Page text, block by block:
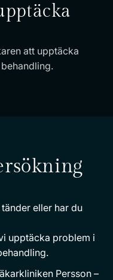
att upptäcka
eller har du
upptäcka problem i
Persson –